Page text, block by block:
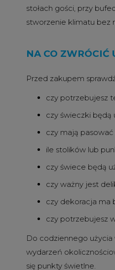
stołach gości, przy
stworzenie klimatu bez
NA CO ZWRÓCIĆ
Przed zakupem
czy potrzebujesz
czy świeczki będą
czy mają
ile stolików lub
czy świece będą
czy ważny jest
czy dekoracja ma
czy potrzebujesz
Do codziennego użycia
wydarzeń
się punkty świetlne.